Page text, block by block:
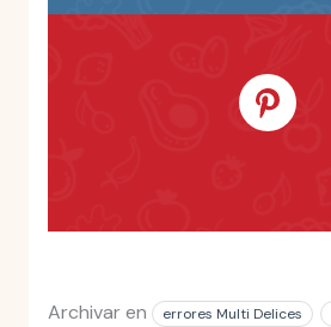
Archivar en errores Multi Delices